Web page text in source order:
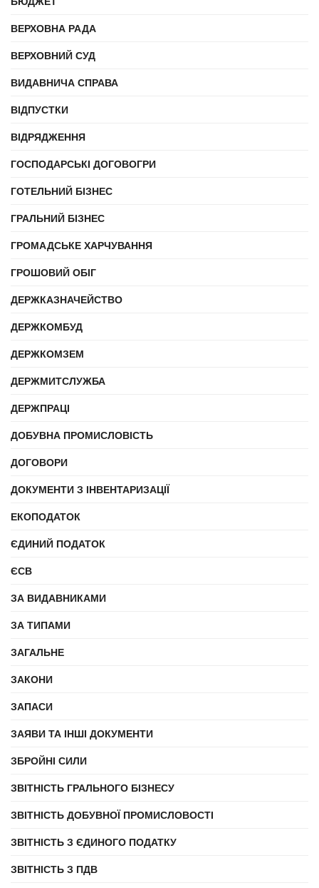
ВЕРХОВНА РАДА
ВЕРХОВНИЙ СУД
ВИДАВНИЧА СПРАВА
ВІДПУСТКИ
ВІДРЯДЖЕННЯ
ГОСПОДАРСЬКІ ДОГОВОГРИ
ГОТЕЛЬНИЙ БІЗНЕС
ГРАЛЬНИЙ БІЗНЕС
ГРОМАДСЬКЕ ХАРЧУВАННЯ
ГРОШОВИЙ ОБІГ
ДЕРЖКАЗНАЧЕЙСТВО
ДЕРЖКОМБУД
ДЕРЖКОМЗЕМ
ДЕРЖМИТСЛУЖБА
ДЕРЖПРАЦІ
ДОБУВНА ПРОМИСЛОВІСТЬ
ДОГОВОРИ
ДОКУМЕНТИ З ІНВЕНТАРИЗАЦІЇ
ЕКОПОДАТОК
ЄДИНИЙ ПОДАТОК
ЄСВ
ЗА ВИДАВНИКАМИ
ЗА ТИПАМИ
ЗАГАЛЬНЕ
ЗАКОНИ
ЗАПАСИ
ЗАЯВИ ТА ІНШІ ДОКУМЕНТИ
ЗБРОЙНІ СИЛИ
ЗВІТНІСТЬ ГРАЛЬНОГО БІЗНЕСУ
ЗВІТНІСТЬ ДОБУВНОЇ ПРОМИСЛОВОСТІ
ЗВІТНІСТЬ З ЄДИНОГО ПОДАТКУ
ЗВІТНІСТЬ З ПДВ